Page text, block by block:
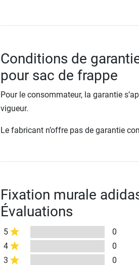
Conditions de
pour sac de frappe
Pour le consommateur, la garantie
vigueur.
Le fabricant n’offre pas de garantie
Fixation murale
Évaluations
5
0
4
0
3
0